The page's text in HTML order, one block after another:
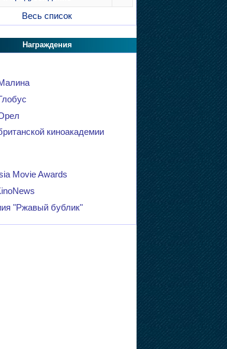
Весь список
Награждения
киноакадемии
Movie Awards
"Ржавый бублик"